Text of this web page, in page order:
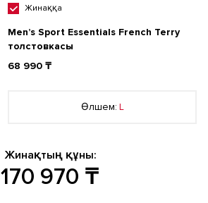
Жинаққа
Men’s Sport Essentials French Terry
толстовкасы
68 990 ₸
Өлшем: L
Жинақтың құны:
170 970 ₸